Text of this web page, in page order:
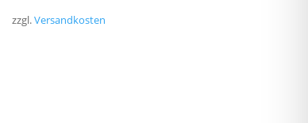
zzgl.Versandkosten